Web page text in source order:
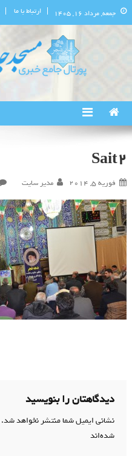
جمعه, مرداد ۱۶, ۱۴۰۵ ارتباط با ما
پورتال
Sait2
فوریه 5, 2014 مدیر سایت
دیدگاهتان را بنویسید
نشانی ایمیل شما منتشر نخواهد شد.
شده‌اند